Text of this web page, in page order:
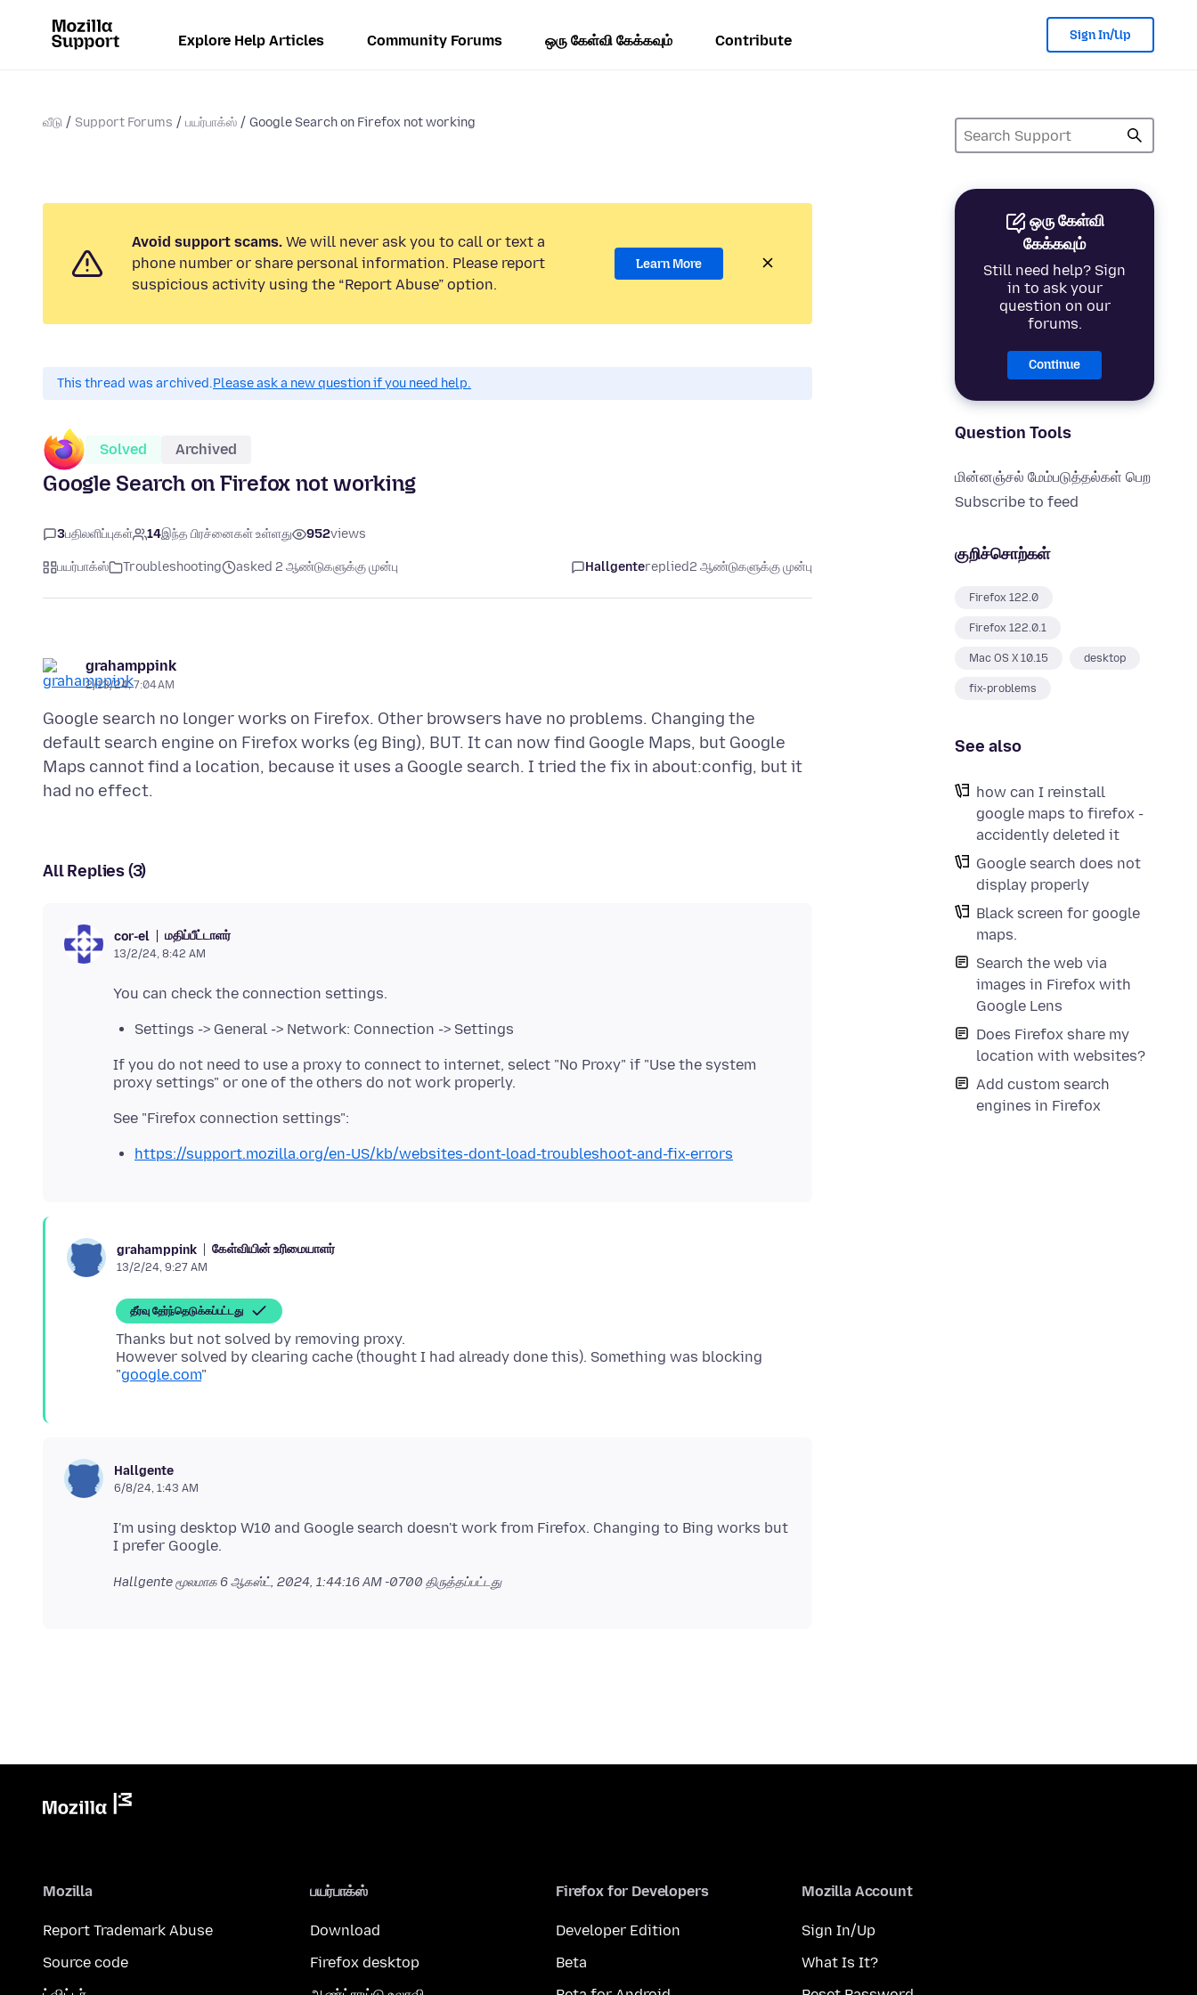
Explore Help Articles Community Forums ஒரு கேள்வி கேக்கவும் Contribute Sign In/Up
வீடு Support Forums பயர்பாக்ஸ் Google Search on Firefox not working
ஒரு கேள்வி
கேக்கவும்
Still need help? Sign
in to ask your
question on our
forums.
Continue
Question Tools
மின்னஞ்சல் மேம்படுத்தல்கள் பெற
Subscribe to feed
குறிச்சொற்கள்
Firefox 122.0
Firefox 122.0.1
Mac OS X 10.15 desktop
fix-problems
See also
how can I reinstall
google maps to firefox -
accidently deleted it
Google search does not
display properly
Black screen for google
maps.
Search the web via
images in Firefox with
Google Lens
Does Firefox share my
location with websites?
Add custom search
engines in Firefox
Avoid support scams. We will never ask you to call or text a
phone number or share personal information. Please report
suspicious activity using the “Report Abuse” option.
Learn More
This thread was archived.Please ask a new question if you need help.
Solved Archived
Google Search on Firefox not working
3பதிலளிப்புகள் 14இந்த பிரச்னைகள் உள்ளது 952views
பயர்பாக்ஸ் Troubleshooting asked 2 ஆண்டுகளுக்கு முன்பு Hallgentereplied2 ஆண்டுகளுக்கு முன்பு
grahamppink
2/13/24, 7:04 AM
Google search no longer works on Firefox. Other browsers have no problems. Changing the
default search engine on Firefox works (eg Bing), BUT. It can now find Google Maps, but Google
Maps cannot find a location, because it uses a Google search. I tried the fix in about:config, but it
All Replies (3)
cor-el மதிப்பீட்டாளர்
13/2/24, 8:42 AM
Settings -> General -> Network: Connection -> Settings
If you do not need to use a proxy to connect to internet, select "No Proxy" if "Use the system
https://support.mozilla.org/en-US/kb/websites-dont-load-troubleshoot-and-fix-errors
grahamppink கேள்வியின் உரிமையாளர்
13/2/24, 9:27 AM
தீர்வு தேர்ந்தெடுக்கப்பட்டது
Thanks but not solved by removing proxy.
However solved by clearing cache (thought I had already done this). Something was blocking
"google.com
Hallgente
6/8/24, 1:43 AM
I'm using desktop W10 and Google search doesn't work from Firefox. Changing to Bing works but
Hallgente மூலமாக 6 ஆகஸ்ட், 2024, 1:44:16 AM -0700 திருத்தப்பட்டது
Mozilla
Report Trademark Abuse
Source code
பயர்பாக்ஸ்
Download
Firefox desktop
Firefox for Developers
Developer Edition
Beta
Mozilla Account
Sign In/Up
What Is It?